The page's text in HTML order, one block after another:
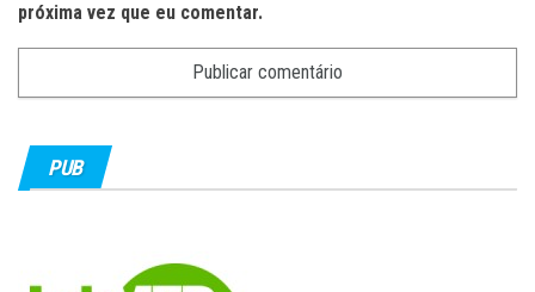
próxima vez que eu comentar.
PUB